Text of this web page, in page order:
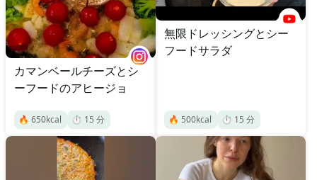
カマンベールチーズとシ
ーフードのアヒージョ
🔥 650kcal ⏱️ 15 分
無限ドレッシングとシー
フードサラダ
🔥 500kcal ⏱️ 15 分